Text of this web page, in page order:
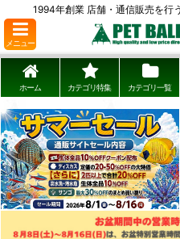
1994年創業 店舗・通信販売を行
メニュー
ホーム カテゴリ特集 カテゴリ一覧